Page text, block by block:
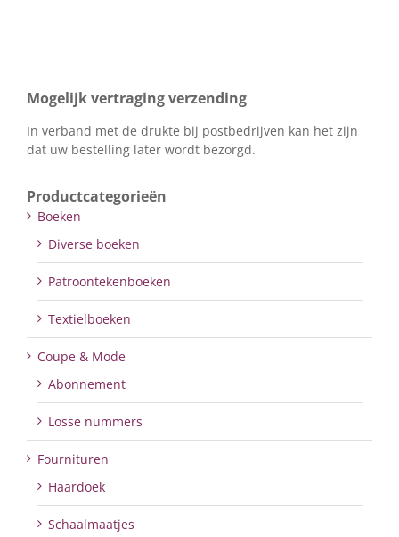
Mogelijk vertraging verzending
In verband met de drukte bij postbedrijven kan het zijn
dat uw bestelling later wordt bezorgd.
Productcategorieën
Boeken
Diverse boeken
Patroontekenboeken
Textielboeken
Coupe & Mode
Abonnement
Losse nummers
Fournituren
Haardoek
Schaalmaatjes